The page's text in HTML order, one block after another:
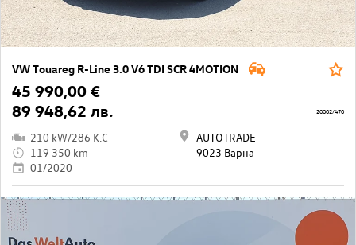
VW Touareg R-Line 3.0 V6 TDI SCR 4MOTION
45 990,00 €
89 948,62 лв.
210 kW/286 K.C
119 350 km
01/2020
AUTOTRADE
9023 Варна
20002/470